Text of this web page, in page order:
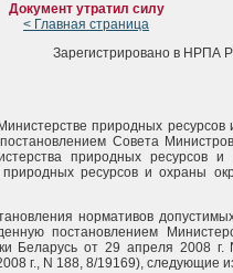
Документ утратил силу
< Главная страница
Зарегистрировано в НРПА
природных
Совета
природных ресурсов
природных ресурсов и охраны
нормативов
постановлением
Беларусь от 29 апреля 2008
г., N 188, 8/19169), следующие